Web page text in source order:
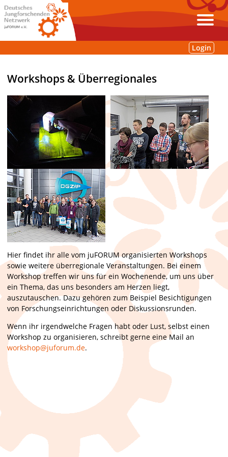
Login
Workshops & Überregionales
Hier findet ihr alle vom juFORUM organisierten Workshops
sowie weitere überregionale Veranstaltungen. Bei einem
Workshop treffen wir uns für ein Wochenende, um uns über
ein Thema, das uns besonders am Herzen liegt,
auszutauschen. Dazu gehören zum Beispiel Besichtigungen
von Forschungseinrichtungen oder Diskussionsrunden.
Wenn ihr irgendwelche Fragen habt oder Lust, selbst einen
Workshop zu organisieren, schreibt gerne eine Mail an
workshop@juforum.de.